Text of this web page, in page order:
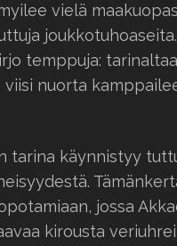
vielä
temppuja:
viisi nuorta
tarina käynnistyy
jossa
kirousta